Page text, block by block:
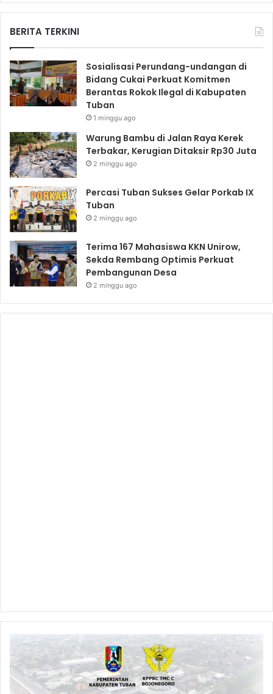
BERITA TERKINI
Sosialisasi Perundang-undangan di
Bidang Cukai Perkuat Komitmen
Berantas Rokok Ilegal di Kabupaten
Tuban
1 minggu ago
Warung Bambu di Jalan Raya Kerek
Terbakar, Kerugian Ditaksir Rp30 Juta
2 minggu ago
Percasi Tuban Sukses Gelar Porkab IX
Tuban
2 minggu ago
Terima 167 Mahasiswa KKN Unirow,
Sekda Rembang Optimis Perkuat
Pembangunan Desa
2 minggu ago